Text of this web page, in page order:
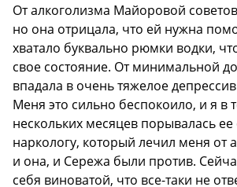
От алкоголизма Майоровой
но она отрицала, что ей нужна
хватало буквально рюмки водки,
свое состояние. От минимальной
впадала в очень тяжелое
Меня это сильно беспокоило, и я в
нескольких месяцев порывалась ее
наркологу, который лечил меня от
и она, и Сережа были против.
себя виноватой, что все-таки не